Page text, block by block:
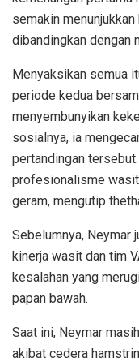
semakin
dibandingkan dengan
Menyaksikan semua
periode kedua
menyembunyikan
sosialnya, ia
pertandingan
profesionalisme
geram, mengutip
Sebelumnya, Neymar
kinerja wasit dan tim
kesalahan yang
papan bawah.
Saat ini, Neymar
akibat cedera